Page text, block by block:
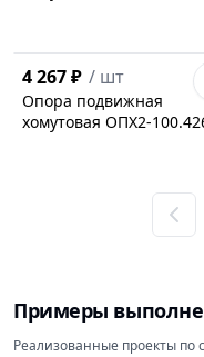
4 267 ₽ / шт
Опора подвижная
хомутовая ОПХ2-
Примеры
Реализованные проекты по